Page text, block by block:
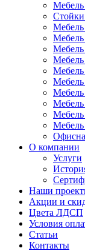
Мебель
Мебель
Мебель
Мебель
Мебель
Мебель
Мебель
Мебель
О компании
Услуги
Наши
Акции и
Цвета ЛДСП
Условия
Статьи
Контакты